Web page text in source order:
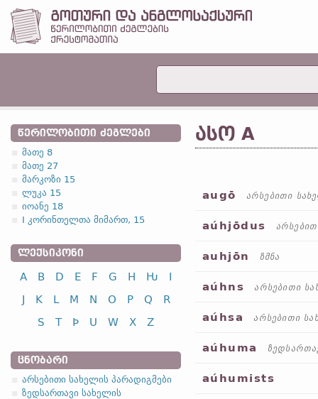
ᲬᲔᲠᲘᲚᲝᲑᲘᲗᲘ ᲫᲔᲒᲚᲔᲑᲘ
მათე 8
მათე 27
მარკოზი 15
ლუკა 15
იოანე 18
I კორინთელთა მიმართ, 15
ᲚᲔᲥᲡᲘᲙᲝᲜᲘ
A B D E F G H Ƕ
I
J
K L M N O P Q
R
S
T Þ U W X Z
ᲪᲜᲝᲑᲐᲠᲘ
არსებითი სახელის პარადიგმები
ზედსართავი სახელის
ᲐᲡᲝ A
augō არსებითი
aúhjōdus
auhjōn ზმნა
aúhns არსებითი
aúhsa არსებითი
aúhuma
aúhumists